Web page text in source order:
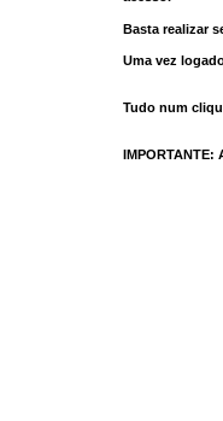
Basta realizar
Uma vez
Tudo num